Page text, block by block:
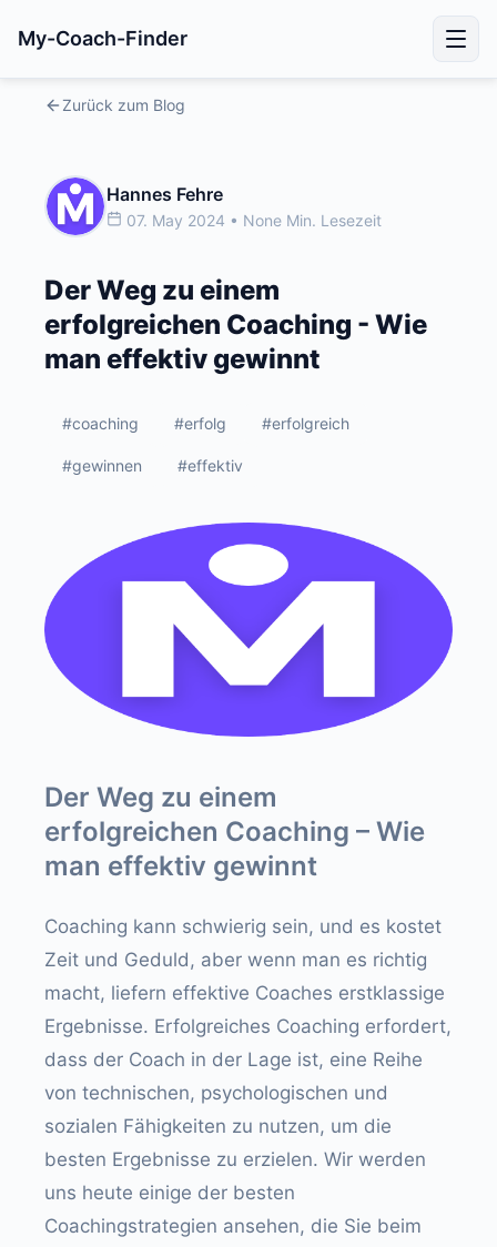
My-Coach-Finder
Zurück zum Blog
Hannes Fehre
07. May 2024 • None Min. Lesezeit
Der Weg zu einem
erfolgreichen Coaching - Wie
man effektiv gewinnt
#coaching #erfolg #erfolgreich
#gewinnen #effektiv
Der Weg zu einem
erfolgreichen Coaching – Wie
man effektiv gewinnt
Coaching kann schwierig sein, und es kostet
Zeit und Geduld, aber wenn man es richtig
macht, liefern effektive Coaches erstklassige
Ergebnisse. Erfolgreiches Coaching erfordert,
dass der Coach in der Lage ist, eine Reihe
von technischen, psychologischen und
sozialen Fähigkeiten zu nutzen, um die
besten Ergebnisse zu erzielen. Wir werden
uns heute einige der besten
Coachingstrategien ansehen, die Sie beim